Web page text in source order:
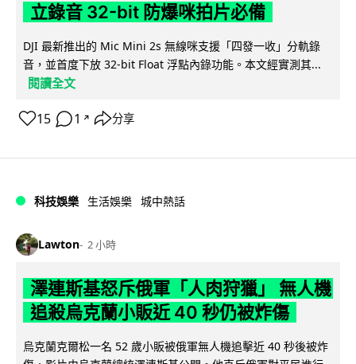
立錄音 32-bit 防爆咪拍片必備
DJI 最新推出的 Mic Mini 2s 無線咪支援「四發一收」分軌錄
音，並首度下放 32-bit Float 浮點內錄功能。本文經實測其...
閱讀全文
15 1 ↗ 分享
科技娛樂 生活娛樂 城中熱話
Lawton 2 小時
澤連斯基怒斥俄軍「人肉狩獵」 無人機
追殺烏克蘭小販近 40 秒仍被炸傷
烏克蘭克爾松一名 52 歲小販被俄軍無人機追擊近 40 秒後被炸